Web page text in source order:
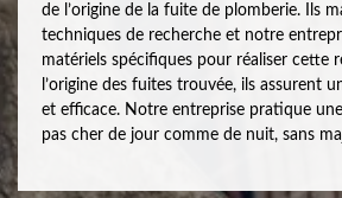
de l’origine de la fuite de plomberie. Ils
techniques de recherche et notre
matériels spécifiques pour réaliser cette
l’origine des fuites trouvée, ils assurent
et efficace. Notre entreprise pratique
pas cher de jour comme de nuit, sans